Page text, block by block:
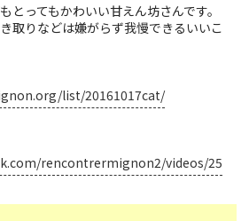
とってもかわいい甘えん坊さんです。
取りなどは嫌がらず我慢できるいいこ
list/20161017cat/
rencontrermignon2/videos/25